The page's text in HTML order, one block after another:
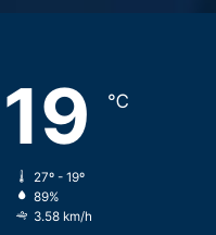
19 ℃
27º - 19º
89%
3.58 km/h